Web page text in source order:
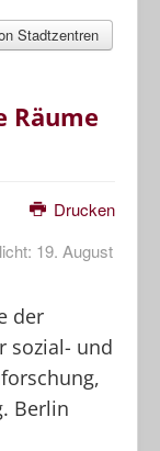
Stadtzentren
Räume
Drucken
19. August
der
sozial- und
Berlin